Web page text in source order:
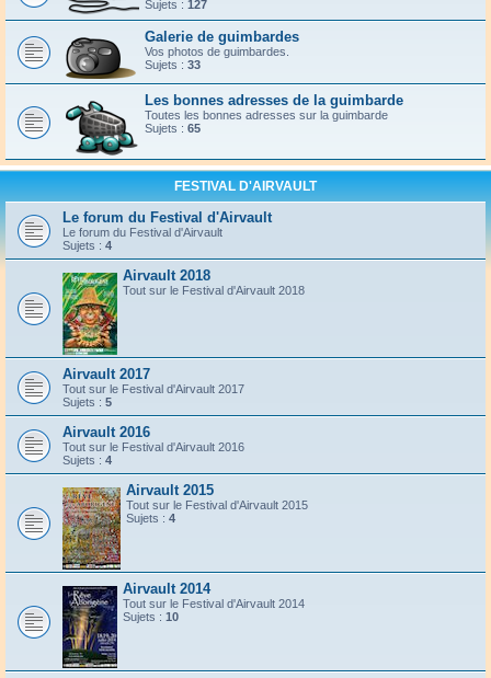
Sujets : 127
Galerie de guimbardes
Vos photos de guimbardes.
Sujets : 33
Les bonnes adresses de la guimbarde
Toutes les bonnes adresses sur la guimbarde
Sujets : 65
FESTIVAL D'AIRVAULT
Le forum du Festival d'Airvault
Le forum du Festival d'Airvault
Sujets : 4
Airvault 2018
Tout sur le Festival d'Airvault 2018
Airvault 2017
Tout sur le Festival d'Airvault 2017
Sujets : 5
Airvault 2016
Tout sur le Festival d'Airvault 2016
Sujets : 4
Airvault 2015
Tout sur le Festival d'Airvault 2015
Sujets : 4
Airvault 2014
Tout sur le Festival d'Airvault 2014
Sujets : 10